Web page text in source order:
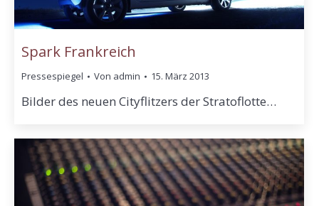
Spark Frankreich
Pressespiegel Von admin 15. März 2013
Bilder des neuen Cityflitzers der Stratoflotte…